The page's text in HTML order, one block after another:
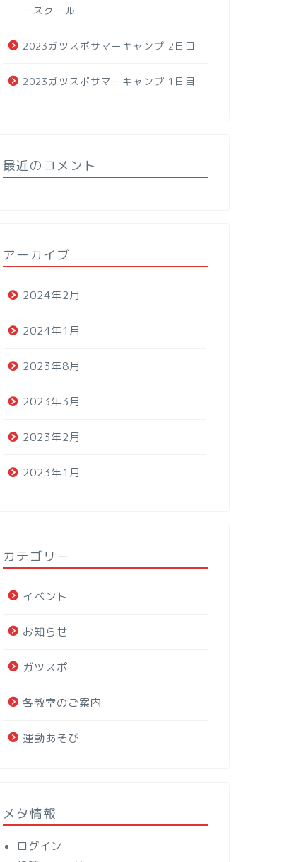
ースクール
2023ガツスポサマーキャンプ 2日目
2023ガツスポサマーキャンプ 1日目
最近のコメント
アーカイブ
2024年2月
2024年1月
2023年8月
2023年3月
2023年2月
2023年1月
カテゴリー
イベント
お知らせ
ガツスポ
各教室のご案内
運動あそび
メタ情報
ログイン